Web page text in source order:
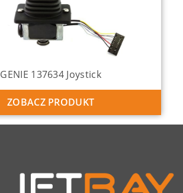
GENIE 137634 Joystick
ZOBACZ PRODUKT